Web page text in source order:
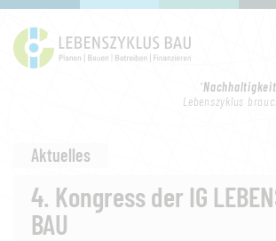
"Nachhaltigkeit
Lebenszyklus
Aktuelles
4. Kongress der IG
BAU